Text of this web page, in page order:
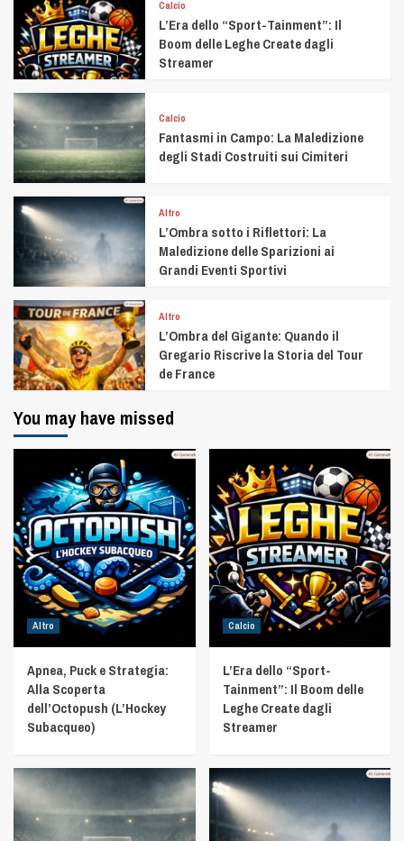
Calcio
L’Era dello “Sport-Tainment”: Il
Boom delle Leghe Create dagli
Streamer
Calcio
Fantasmi in Campo: La Maledizione
degli Stadi Costruiti sui Cimiteri
Altro
L’Ombra sotto i Riflettori: La
Maledizione delle Sparizioni ai
Grandi Eventi Sportivi
Altro
L’Ombra del Gigante: Quando il
Gregario Riscrive la Storia del Tour
de France
You may have missed
Altro
Apnea, Puck e Strategia:
Alla Scoperta
dell’Octopush (L’Hockey
Subacqueo)
Calcio
L’Era dello “Sport-
Tainment”: Il Boom delle
Leghe Create dagli
Streamer